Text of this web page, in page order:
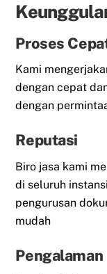
Proses
Kami
dengan cepat
dengan
Reputasi
Biro jasa kami
di seluruh
pengurusan
mudah
Pengalaman